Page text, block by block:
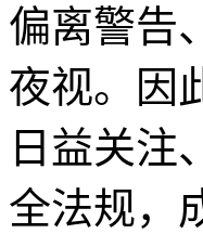
偏离警告
夜视。因
日益关注
全法规，